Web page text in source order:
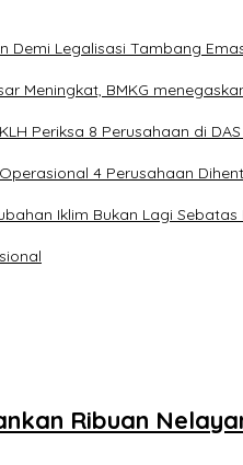
Demi Legalisasi Tambang
Meningkat, BMKG
Periksa 8 Perusahaan di
4 Perusahaan
Iklim Bukan Lagi
Ribuan